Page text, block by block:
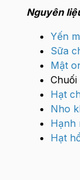
Nguyên
Yến
Sữa
Mật
Chuối
Hạt
Nho
Hạnh
Hạt